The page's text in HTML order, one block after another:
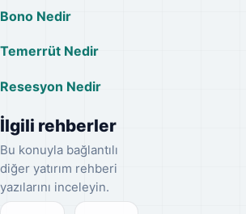
Bono Nedir
Temerrüt Nedir
Resesyon Nedir
İlgili rehberler
Bu konuyla bağlantılı
diğer yatırım rehberi
yazılarını inceleyin.